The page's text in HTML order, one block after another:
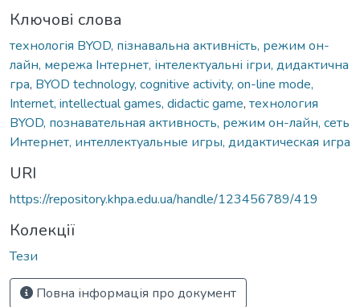
Ключові слова
технологія BYOD, пізнавальна активність, режим он-
лайн, мережа Інтернет, інтелектуальні ігри, дидактична
гра, BYOD technology, cognitive activity, on-line mode,
Internet, intellectual games, didactic game, технология
BYOD, познавательная активность, режим он-лайн, сеть
Интернет, интеллектуальные игры, дидактическая игра
URI
https://repository.khpa.edu.ua/handle/123456789/419
Колекції
Тези
Повна інформація про документ